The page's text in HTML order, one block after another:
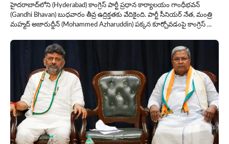
హైదరాబాద్‌లోని (Hyderabad) కాంగ్రెస్ పార్టీ ప్రధాన కార్యాలయం గాంధీభవన్
(Gandhi Bhavan) బుధవారం తీవ్ర ఉద్రిక్తతకు వేదికైంది. పార్టీ సీనియర్ నేత, మంత్రి
మహ్మద్ అజారుద్దీన్ (Mohammed Azharuddin) పక్కన కూర్చోవడంపై కాంగ్రెస్ ...